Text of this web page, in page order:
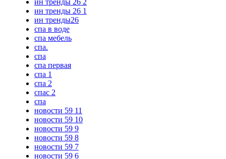
ин тренды 26 1
ин тренды26
спа в воде
спа мебель
спа.
спа
спа первая
спа 1
спа 2
спас 2
спа
новости 59 11
новости 59 10
новости 59 9
новости 59 8
новости 59 7
новости 59 6